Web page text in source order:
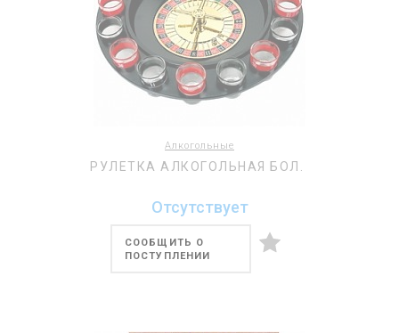
Алкогольные
РУЛЕТКА АЛКОГОЛЬНАЯ БОЛ.
Отсутствует
СООБЩИТЬ О
ПОСТУПЛЕНИИ